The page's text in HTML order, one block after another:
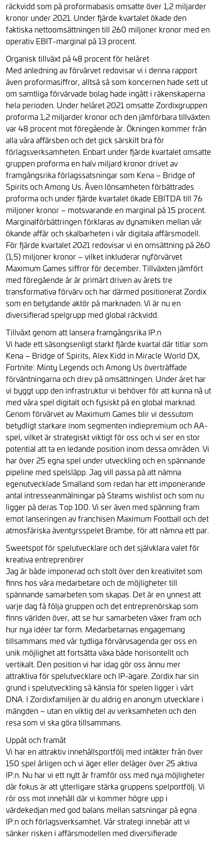
räckvidd som på proformabasis omsatte över 1,2 miljarder
kronor under 2021. Under fjärde kvartalet ökade den
faktiska nettoomsättningen till 260 miljoner kronor med en
operativ EBIT-marginal på 13 procent.
Organisk tillväxt på 48 procent för helåret
Med anledning av förvärvet redovisar vi i denna rapport
även proformasiffror, alltså så som koncernen hade sett ut
om samtliga förvärvade bolag hade ingått i räkenskaperna
hela perioden. Under helåret 2021 omsatte Zordixgruppen
proforma 1,2 miljarder kronor och den jämförbara tillväxten
var 48 procent mot föregående år. Ökningen kommer från
alla våra affärsben och det gick särskilt bra för
förlagsverksamheten. Enbart under fjärde kvartalet omsatte
gruppen proforma en halv miljard kronor drivet av
framgångsrika förlagssatsningar som Kena – Bridge of
Spirits och Among Us. Även lönsamheten förbättrades
proforma och under fjärde kvartalet ökade EBITDA till 76
miljoner kronor – motsvarande en marginal på 15 procent.
Marginalförbättringen förklaras av dynamiken mellan vår
ökande affär och skalbarheten i vår digitala affärsmodell.
För fjärde kvartalet 2021 redovisar vi en omsättning på 260
(1,5) miljoner kronor – vilket inkluderar nyförvärvet
Maximum Games siffror för december. Tillväxten jämfört
med föregående år är primärt driven av årets tre
transformativa förvärv och har därmed positionerat Zordix
som en betydande aktör på marknaden. Vi är nu en
diversifierad spelgrupp med global räckvidd.
Tillväxt genom att lansera framgångsrika IP:n
Vi hade ett säsongsenligt starkt fjärde kvartal där titlar som
Kena – Bridge of Spirits, Alex Kidd in Miracle World DX,
Fortnite: Minty Legends och Among Us överträffade
förväntningarna och drev på omsättningen. Under året har
vi byggt upp den infrastruktur vi behöver för att kunna nå ut
med våra spel digitalt och fysiskt på en global marknad.
Genom förvärvet av Maximum Games blir vi dessutom
betydligt starkare inom segmenten indiepremium och AA-
spel, vilket är strategiskt viktigt för oss och vi ser en stor
potential att ta en ledande position inom dessa områden. Vi
har över 25 egna spel under utveckling och en spännande
pipeline med spelsläpp. Jag vill passa på att nämna
egenutvecklade Smalland som redan har ett imponerande
antal intresseanmälningar på Steams wishlist och som nu
ligger på deras Top 100. Vi ser även med spänning fram
emot lanseringen av franchisen Maximum Football och det
atmosfäriska äventyrsspelet Brambe, för att nämna ett par.
Sweetspot för spelutvecklare och det självklara valet för
kreativa entreprenörer
Jag är både imponerad och stolt över den kreativitet som
finns hos våra medarbetare och de möjligheter till
spännande samarbeten som skapas. Det är en ynnest att
varje dag få följa gruppen och det entreprenörskap som
finns världen över, att se hur samarbeten växer fram och
hur nya idéer tar form. Medarbetarnas engagemang
tillsammans med vår tydliga förvärvsagenda ger oss en
unik möjlighet att fortsätta växa både horisontellt och
vertikalt. Den position vi har idag gör oss ännu mer
attraktiva för spelutvecklare och IP-ägare. Zordix har sin
grund i spelutveckling så känsla för spelen ligger i vårt
DNA. I Zordixfamiljen är du aldrig en anonym utvecklare i
mängden – utan en viktig del av verksamheten och den
resa som vi ska göra tillsammans.
Uppåt och framåt
Vi har en attraktiv innehållsportfölj med intäkter från över
150 spel årligen och vi äger eller deläger över 25 aktiva
IP:n. Nu har vi ett nytt år framför oss med nya möjligheter
där fokus är att ytterligare stärka gruppens spelportfölj. Vi
rör oss mot innehåll där vi kommer högre upp i
värdekedjan med god balans mellan satsningar på egna
IP:n och förlagsverksamhet. Vår strategi innebär att vi
sänker risken i affärsmodellen med diversifierade